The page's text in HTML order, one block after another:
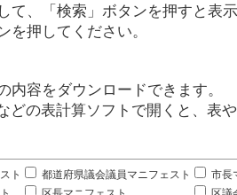
、「検索」ボタンを押すと表示
を押してください。
容をダウンロードできます。
の表計算ソフトで開くと、表
ト 都道府県議会議員マニフェスト
市長